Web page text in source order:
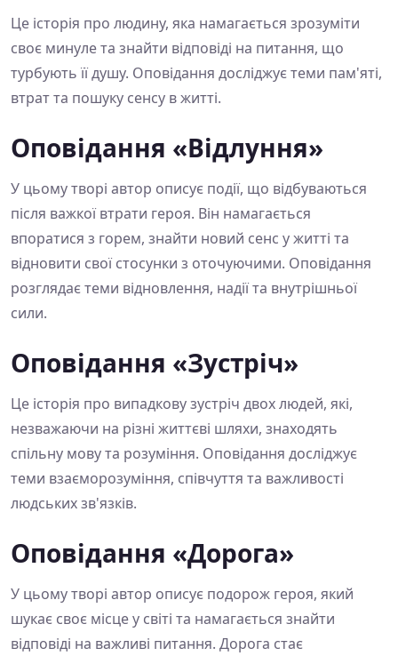
Це історія про людину, яка намагається зрозуміти
своє минуле та знайти відповіді на питання, що
турбують її душу. Оповідання досліджує теми пам'яті,
втрат та пошуку сенсу в житті.
Оповідання «Відлуння»
У цьому творі автор описує події, що відбуваються
після важкої втрати героя. Він намагається
впоратися з горем, знайти новий сенс у житті та
відновити свої стосунки з оточуючими. Оповідання
розглядає теми відновлення, надії та внутрішньої
сили.
Оповідання «Зустріч»
Це історія про випадкову зустріч двох людей, які,
незважаючи на різні життєві шляхи, знаходять
спільну мову та розуміння. Оповідання досліджує
теми взаєморозуміння, співчуття та важливості
людських зв'язків.
Оповідання «Дорога»
У цьому творі автор описує подорож героя, який
шукає своє місце у світі та намагається знайти
відповіді на важливі питання. Дорога стає